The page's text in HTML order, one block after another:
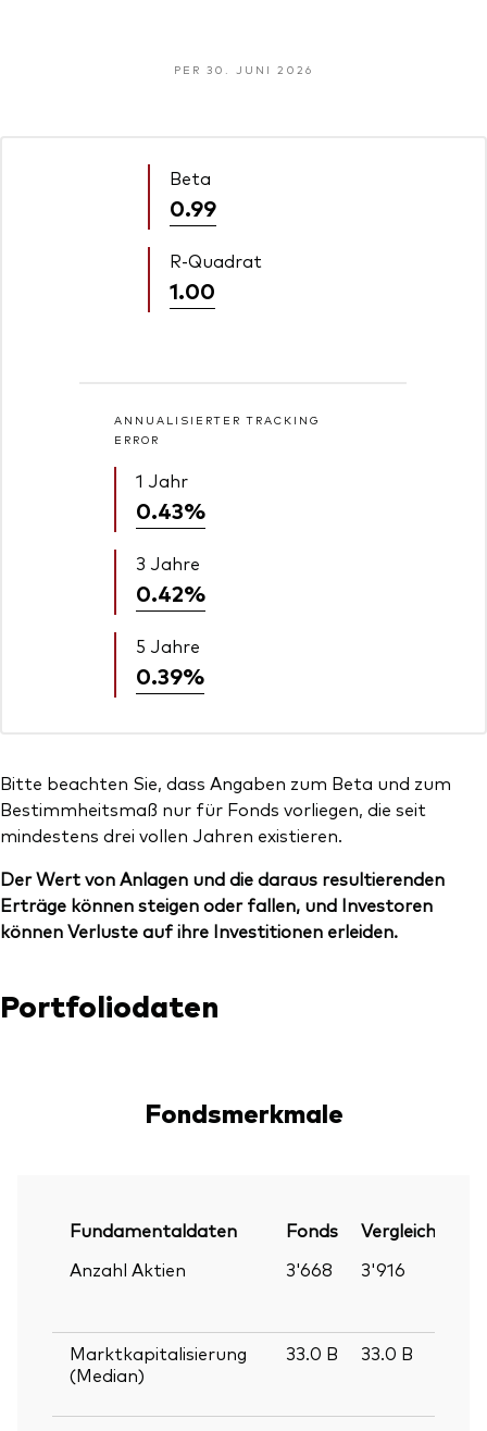
PER 30. JUNI 2026
Beta
0.99
R-Quadrat
1.00
ANNUALISIERTER TRACKING
ERROR
1 Jahr
0.43%
3 Jahre
0.42%
5 Jahre
0.39%
Bitte beachten Sie, dass Angaben zum Beta und zum
Bestimmheitsmaß nur für Fonds vorliegen, die seit
mindestens drei vollen Jahren existieren.
Der Wert von Anlagen und die daraus resultierenden
Erträge können steigen oder fallen, und Investoren
können Verluste auf ihre Investitionen erleiden.
Portfoliodaten
Fondsmerkmale
Fundamentaldaten Fonds
Vergleichsindex
Anzahl Aktien
3'668 3'916
Marktkapitalisierung
(Median)
33.0 B 33.0 B